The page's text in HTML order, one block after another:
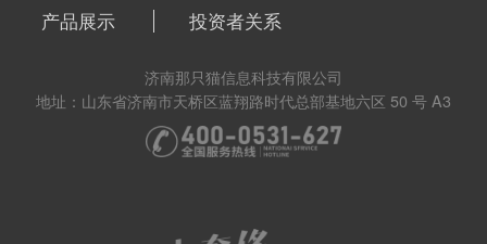
产品展示
投资者关系
济南那只猫信息科技有限公司
地址：山东省济南市天桥区蓝翔路时代总部基地六区 50 号 A3